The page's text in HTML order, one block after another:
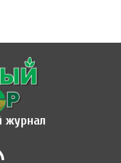
журнал